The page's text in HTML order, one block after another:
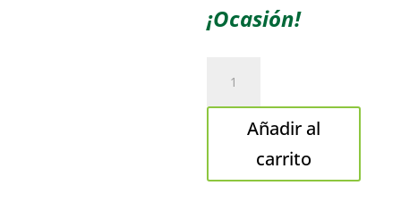
¡Ocasión!
154
cantidadAñadir al
carrito